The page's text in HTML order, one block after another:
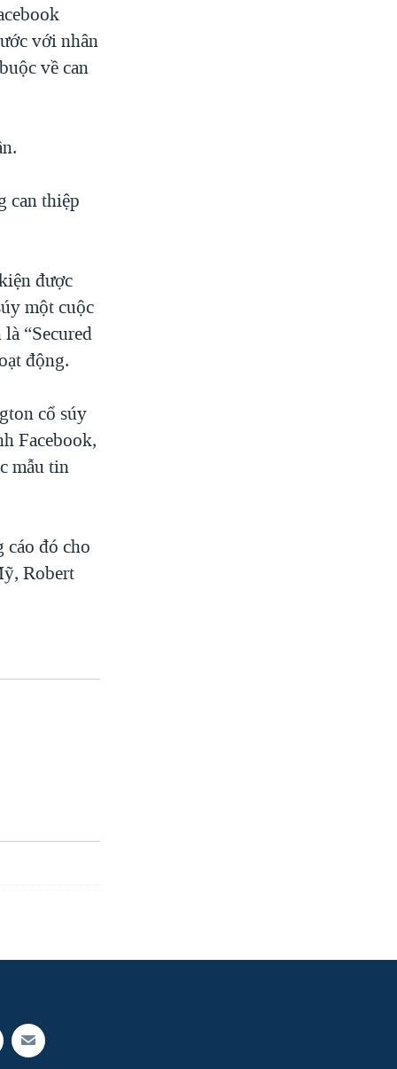
với nhân
về can
can thiệp
được
một cuộc
“Secured
động.
cổ súy
Facebook,
mẫu tin
cáo đó cho
Robert